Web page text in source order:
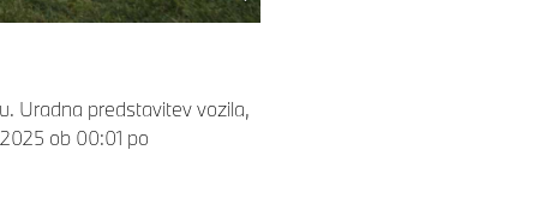
Uradna predstavitev vozila,
ob 00:01 po